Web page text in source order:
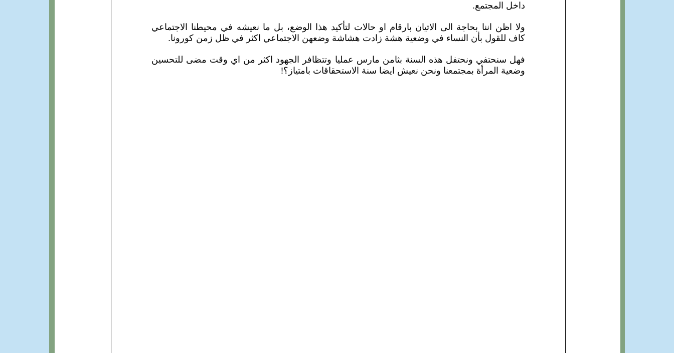
داخل المجتمع.
ولا اظن اننا بحاجة الى الاتيان بارقام او حالات لتأكيد هذا الوضع، بل ما نعيشه في محيطنا الاجتماعي
كاف للقول بأن النساء في وضعية هشة زادت هشاشة وضعهن الاجتماعي اكثر في ظل زمن كورونا.
فهل سنحتفي ونحتفل هذه السنة بثامن مارس عمليا وتتظافر الجهود اكثر من اي وقت مضى للتحسين
وضعية المرأة بمجتمعنا ونحن نعيش ايضا سنة الاستحقاقات بامتياز؟!